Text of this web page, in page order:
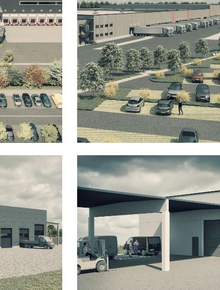
Bureaux Industriel
Industriel